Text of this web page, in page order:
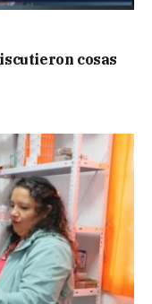
cosas